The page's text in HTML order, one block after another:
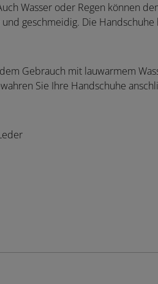
Wasser oder Regen können
geschmeidig. Die
Gebrauch mit lauwarmem
Sie Ihre Handschuhe